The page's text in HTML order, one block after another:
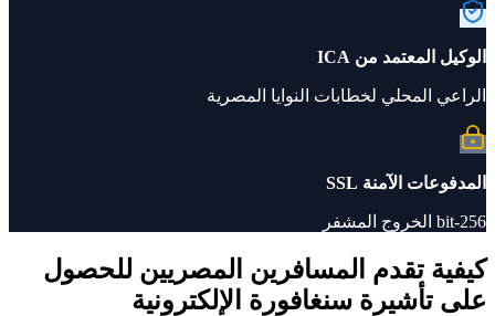
الوكيل المعتمد من ICA
الراعي المحلي لخطابات النوايا المصرية
المدفوعات الآمنة SSL
256-bit الخروج المشفر
كيفية تقدم المسافرين المصريين للحصول
على تأشيرة سنغافورة الإلكترونية